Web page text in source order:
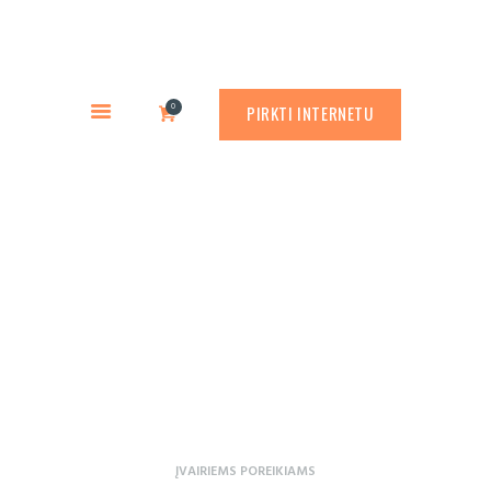
0 PIRKTI INTERNETU
Rusty.lt
PREKYBA CORTEN PLIENU
GAMINIAI
RŪDINIMO PRIEMONĖS
ĮVAIRIEMS POREIKIAMS